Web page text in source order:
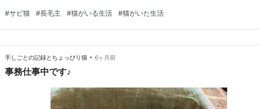
#サビ猫 #長毛主 #猫がいる生活 #猫がいた生活
手しごとの記録とちょっぴり猫 • 6ヶ月前
事務仕事中です♪